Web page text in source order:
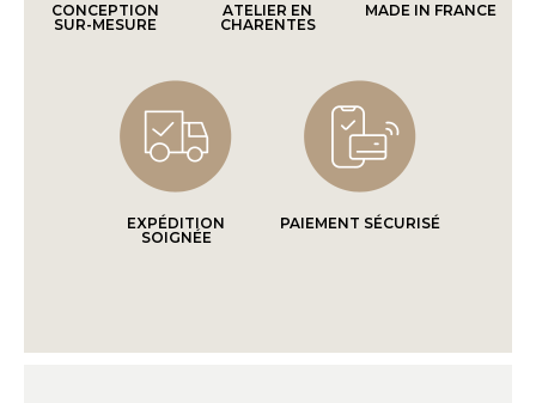
CONCEPTION
SUR-MESURE
ATELIER EN
CHARENTES
MADE IN FRANCE
EXPÉDITION
SOIGNÉE
PAIEMENT SÉCURISÉ